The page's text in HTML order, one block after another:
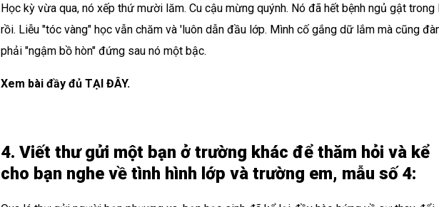
Học kỳ vừa qua, nó xếp thứ mười lăm. Cu cậu mừng quýnh. Nó đã hết bệnh ngủ gật trong
rồi. Liễu "tóc vàng" học vẫn chăm và 'luôn dẫn đầu lớp. Mình cố gắng dữ lắm mà cũng
phải "ngậm bồ hòn" đứng sau nó một bậc.
Xem bài đầy đủ TẠI ĐÂY.
4. Viết thư gửi một bạn ở trường khác để thăm hỏi và kể
cho bạn nghe về tình hình lớp và trường em, mẫu số 4: